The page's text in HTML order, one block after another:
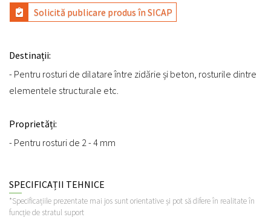
Solicită publicare produs în SICAP
Destinații:
- Pentru rosturi de dilatare între zidărie și beton, rosturile dintre
elementele structurale etc.
Proprietăți:
- Pentru rosturi de 2 - 4 mm
SPECIFICAȚII TEHNICE
*Specificațiile prezentate mai jos sunt orientative și pot să difere în realitate în
funcție de stratul suport